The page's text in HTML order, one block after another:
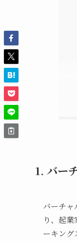
1. バー
バーチャ
り、起
ーキング